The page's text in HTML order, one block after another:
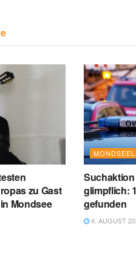
zu Gast
Mondsee
glimpflich:
gefunden
4. AUGUST